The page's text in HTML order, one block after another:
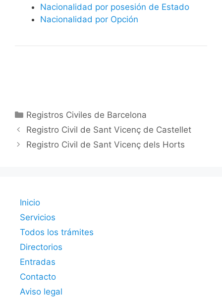
Nacionalidad por posesión de Estado
Nacionalidad por Opción
Categorías
Registros Civiles de Barcelona
Registro Civil de Sant Vicenç de Castellet
Registro Civil de Sant Vicenç dels Horts
Inicio
Servicios
Todos los trámites
Directorios
Entradas
Contacto
Aviso legal